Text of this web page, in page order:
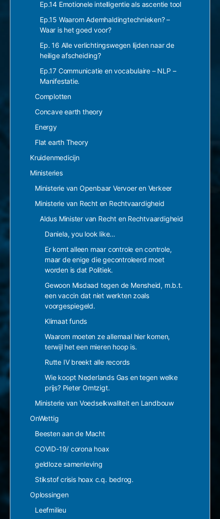
Ep.14 Emotionele intelligentie als ascentie tool
Ep.15 Waarom Ademhaldingtechnieken? –
Waar is het goed voor?
Ep. 16 Alle verlichtingswegen lijden naar de
heilige afscheiding?
Ep.17 Communicatie en vocabulaire – NLP –
Manifestatie.
Complotten
Concave earth theory
Energy
Flat earth Theory
Kruidenmedicijn
Ministeries
Ministerie van Openbaar Vervoer en Verkeer
Ministerie van Recht en Rechtvaardigheid
Aldus Minister van Recht en Rechtvaardigheid
Daniela, you look like…
Er komt alleen maar controle en controle,
maar de enige die gecontroleerd moet
worden is dat Politiek.
Gewoon Misdaad tegen de Mensheid, m.b.t.
een vaccin dat niet werkten zoals
voorgespiegeld.
Klimaat funds
Waarom moeten ze allemaal hier komen,
terwijl het een mieren hoop is.
Rutte IV breekt alle records
Wie koopt Nederlands Gas en tegen welke
prijs? Pieter Omtzigt.
Ministerie van Voedselkwaliteit en Landbouw
OnWettig
Beesten aan de Macht
COVID-19/ corona hoax
geldloze samenleving
Stikstof crisis hoax c.q. bedrog.
Oplossingen
Leefmilieu